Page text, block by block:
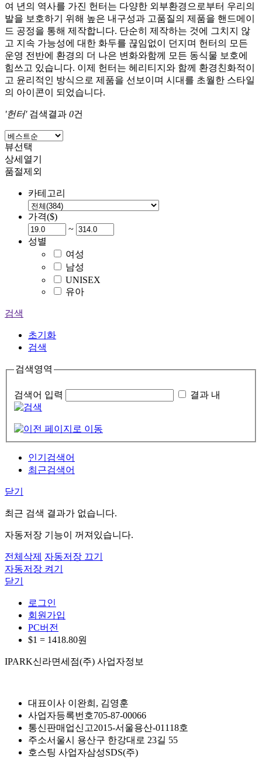
여 년의 역사를 가진 헌터는 다양한 외부환경으로부터 우리의
발을 보호하기 위해 높은 내구성과 고품질의 제품을 핸드메이
드 공정을 통해 제작합니다. 단순히 제작하는 것에 그치지 않
고 지속 가능성에 대한 화두를 끊임없이 던지며 헌터의 모든
운영 전반에 환경의 더 나은 변화와함께 모든 동식물 보호에
힘쓰고 있습니다. 이제 헌터는 헤리티지와 함께 환경친화적이
고 윤리적인 방식으로 제품을 선보이며 시대를 초월한 스타일
의 아이콘이 되었습니다.
'헌터'검색결과 0건
뷰선택
상세열기
품절제외
카테고리
가격($)
~
성별
여성
남성
UNISEX
유아
검색
초기화
검색
검색영역
검색어 입력 결과 내
인기검색어
최근검색어
닫기
최근 검색 결과가 없습니다.
자동저장 기능이 꺼져있습니다.
전체삭제 자동저장 끄기
자동저장 켜기
닫기
로그인
회원가입
PC버전
$1 = 1418.80원
IPARK신라면세점(주) 사업자정보
대표이사 이완희, 김영훈
사업자등록번호705-87-00066
통신판매업신고2015-서울용산-01118호
주소서울시 용산구 한강대로 23길 55
호스팅 사업자삼성SDS(주)